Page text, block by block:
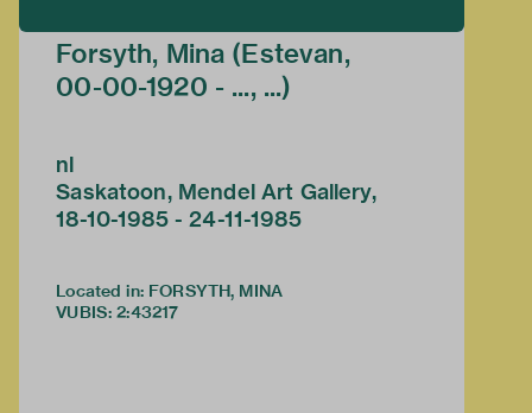
Forsyth, Mina (Estevan,
00-00-1920 - ..., ...)
nl
Saskatoon, Mendel Art Gallery,
18-10-1985 - 24-11-1985
Located in: FORSYTH, MINA
VUBIS: 2:43217